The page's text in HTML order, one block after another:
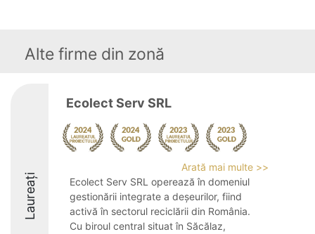
Alte firme din zonă
Laureați
Ecolect Serv SRL
Arată mai multe >>
Ecolect Serv SRL operează în domeniul
gestionării integrate a deșeurilor, fiind
activă în sectorul reciclării din România.
Cu biroul central situat în Săcălaz,